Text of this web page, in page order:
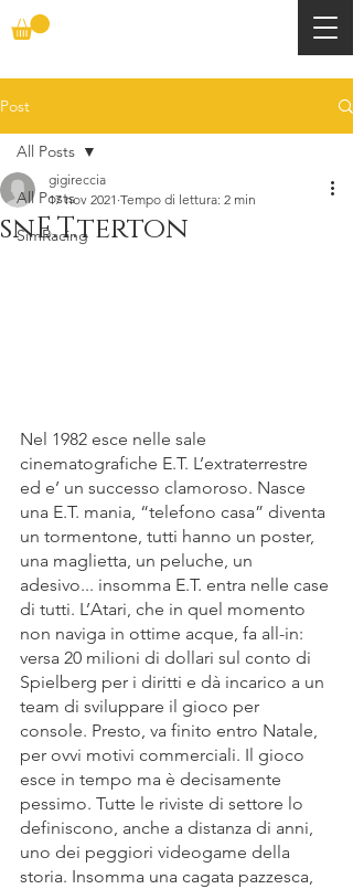
Post
All Posts
SimRacing
All Posts
snE.T.terton
gigireccia
17 nov 2021 Tempo di lettura: 2 min
Nel 1982 esce nelle sale
cinematografiche E.T. L’extraterrestre
ed e’ un successo clamoroso. Nasce
una E.T. mania, “telefono casa” diventa
un tormentone, tutti hanno un poster,
una maglietta, un peluche, un
adesivo... insomma E.T. entra nelle case
di tutti. L’Atari, che in quel momento
non naviga in ottime acque, fa all-in:
versa 20 milioni di dollari sul conto di
Spielberg per i diritti e dà incarico a un
team di sviluppare il gioco per
console. Presto, va finito entro Natale,
per ovvi motivi commerciali. Il gioco
esce in tempo ma è decisamente
pessimo. Tutte le riviste di settore lo
definiscono, anche a distanza di anni,
uno dei peggiori videogame della
storia. Insomma una cagata pazzesca,